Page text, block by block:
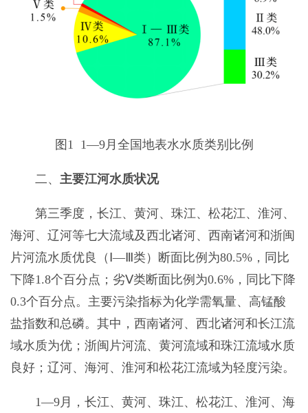
图1 1—9月全国地表水水质类别比例
二、 主要江河水质状况
第三季度，长江、黄河、珠江、松花江、淮河、
海河、辽河等七大流域及西北诸河、西南诸河和浙闽
片河流水质优良（Ⅰ—Ⅲ类）断面比例为80.5%，同比
下降1.8个百分点；劣Ⅴ类断面比例为0.6%，同比下降
0.3个百分点。主要污染指标为化学需氧量、高锰酸
盐指数和总磷。其中，西南诸河、西北诸河和长江流
域水质为优；浙闽片河流、黄河流域和珠江流域水质
良好；辽河、海河、淮河和松花江流域为轻度污染。
1—9月，长江、黄河、珠江、松花江、淮河、海